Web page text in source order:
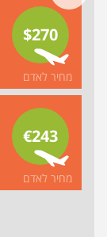
$270
מחיר לאדם
€243
מחיר לאדם